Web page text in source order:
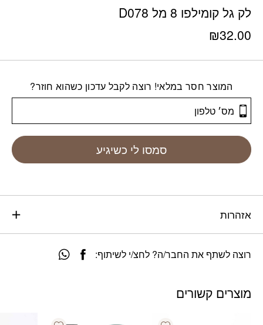
לק גל קומילפו 8 מל D078
₪32.00
המוצר חסר במלאי! רוצה לקבל עדכון כשהוא חוזר?
סמסו לי כשיגיע
אזהרות
רוצה לשתף את החבר/ה? לחצ/י לשיתוף:
מוצרים קשורים
Add wishlist
Add wishlist